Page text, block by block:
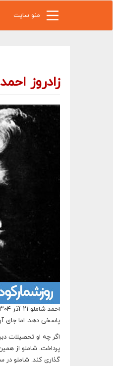
منو سایت
زادروز احمد شاملو
پاسخی دهد. اما جای